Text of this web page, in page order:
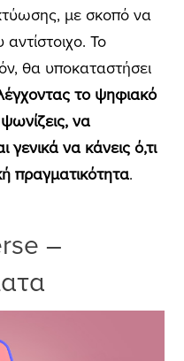
με σκοπό να
Το
θα υποκαταστήσει
το ψηφιακό
να
γενικά να κάνεις ό,τι
πραγματικότητα.
–